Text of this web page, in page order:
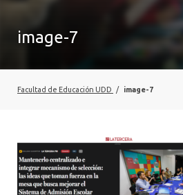
VINCULACIÓN CON EL MEDIO
ALUMNI
image-7
Facultad de Educación UDD / image-7